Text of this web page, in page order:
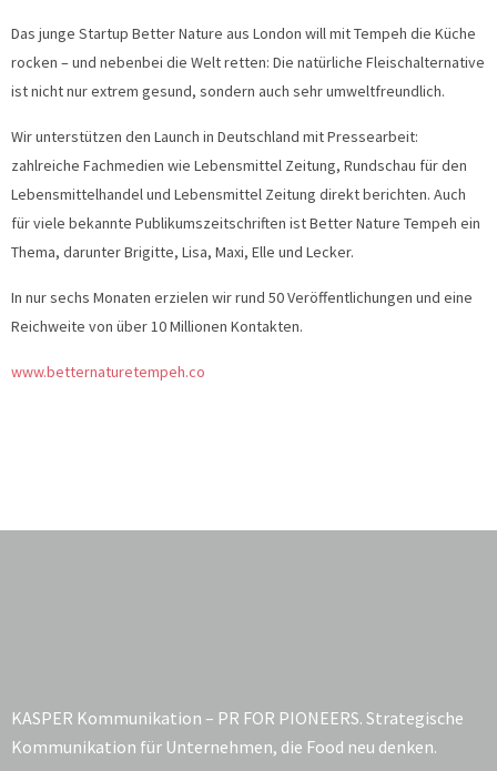
Das junge Startup Better Nature aus London will mit Tempeh die Küche
rocken – und nebenbei die Welt retten: Die natürliche Fleischalternative
ist nicht nur extrem gesund, sondern auch sehr umweltfreundlich.
Wir unterstützen den Launch in Deutschland mit Pressearbeit:
zahlreiche Fachmedien wie Lebensmittel Zeitung, Rundschau für den
Lebensmittelhandel und Lebensmittel Zeitung direkt berichten. Auch
für viele bekannte Publikumszeitschriften ist Better Nature Tempeh ein
Thema, darunter Brigitte, Lisa, Maxi, Elle und Lecker.
In nur sechs Monaten erzielen wir rund 50 Veröffentlichungen und eine
Reichweite von über 10 Millionen Kontakten.
www.betternaturetempeh.co
KASPER Kommunikation – PR FOR PIONEERS. Strategische
Kommunikation für Unternehmen, die Food neu denken.